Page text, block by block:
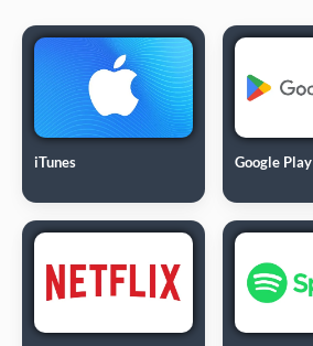
iTunes Google Play